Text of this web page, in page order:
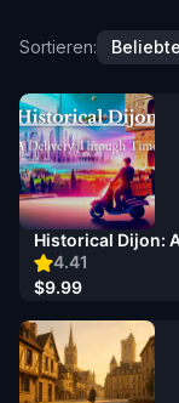
Sortieren:
4.41
Historical Dijon:
$9.99